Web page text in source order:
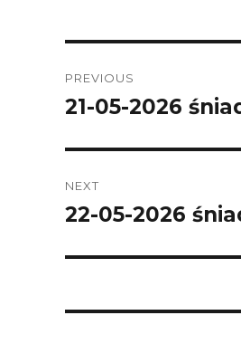
navigation
PREVIOUS
Previous
21-05-2026
NEXT
Next
22-05-2026